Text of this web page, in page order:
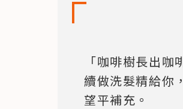
「咖啡樹長出
續做洗髮精給你
望平補充。